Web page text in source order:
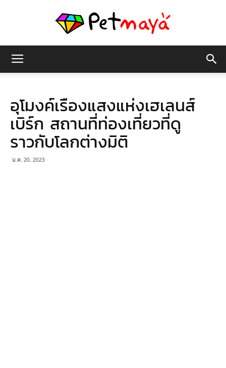
มายา
อุโมงค์เรืองแสงแห่งเฮเลนส์
เบิร์ก สถานที่ท่องเที่ยวที่ดู
ราวกับโลกต่างมิติ
ม.ค. 20, 2023